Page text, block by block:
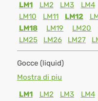
LM1
LM2 LM3 LM4
LM10
LM11 LM12
LM18
LM19 LM20
LM25
LM26 LM27
Gocce (liquid)
Mostra di piu
LM1
LM2 LM3 LM4